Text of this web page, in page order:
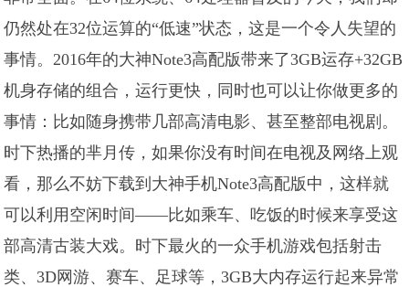
仍然处在32位运算的“低速”状态，这是一个令人失望的
事情。2016年的大神Note3高配版带来了3GB运存+32GB
机身存储的组合，运行更快，同时也可以让你做更多的
事情：比如随身携带几部高清电影、甚至整部电视剧。
时下热播的芈月传，如果你没有时间在电视及网络上观
看，那么不妨下载到大神手机Note3高配版中，这样就
可以利用空闲时间——比如乘车、吃饭的时候来享受这
部高清古装大戏。时下最火的一众手机游戏包括射击
类、3D网游、赛车、足球等，3GB大内存运行起来异常